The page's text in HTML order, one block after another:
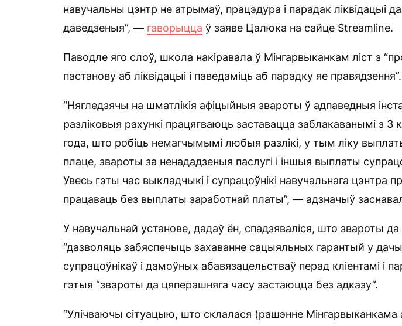
навучальны цэнтр не атрымаў, працэдура і парадак ліквідацыі
даведзеныя”, — гаворыцца ў заяве Цалюка на сайце Streamline.
Паводле яго слоў, школа накіравала ў Мінгарвыканкам ліст з
пастанову аб ліквідацыі і паведаміць аб парадку яе правядзення”.
“Нягледзячы на шматлікія афіцыйныя звароты ў адпаведныя
разліковыя рахункі працягваюць заставацца заблакаванымі з 3
года, што робіць немагчымымі любыя разлікі, у тым ліку
плаце, звароты за ненададзеныя паслугі і іншыя выплаты
Увесь гэты час выкладчыкі і супрацоўнікі навучальнага цэнтра
працаваць без выплаты заработнай платы”, — адзначыў
У навучальнай установе, дадаў ён, спадзяваліся, што звароты да
“дазволяць забяспечыць захаванне сацыяльных гарантый у
супрацоўнікаў і дамоўных абавязацельстваў перад кліентамі і
гэтыя “звароты да цяперашняга часу застаюцца без адказу”.
“Улічваючы сітуацыю, што склалася (рашэнне Мінгарвыканкама